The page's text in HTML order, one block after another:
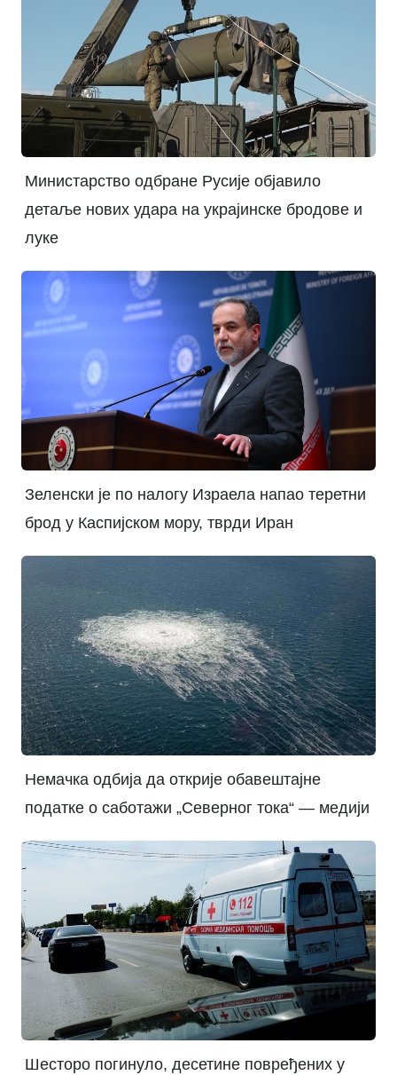
Министарство одбране Русије објавило
детаље нових удара на украјинске бродове и
луке
Зеленски је по налогу Израела напао теретни
брод у Каспијском мору, тврди Иран
Немачка одбија да открије обавештајне
податке о саботажи „Северног тока“ — медији
Шесторо погинуло, десетине повређених у